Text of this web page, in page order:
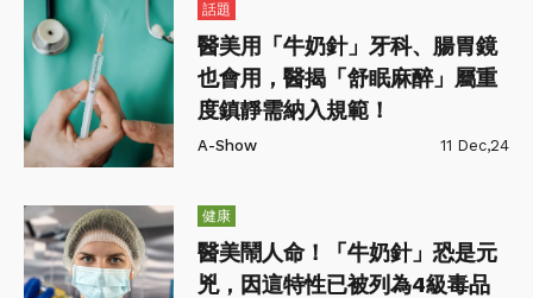
話題
醫美用「牛奶針」牙科、腸胃鏡
也會用，醫揭「舒眠麻醉」屬重
度鎮靜需納入規範！
A-Show 11 Dec,24
健康
醫美鬧人命！「牛奶針」恐是元
兇，因這特性已被列為4級毒品